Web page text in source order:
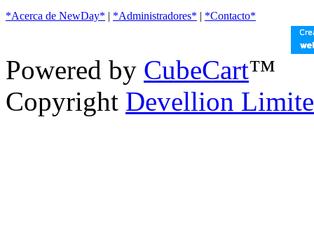
*Acerca de NewDay* | *Administradores* | *Contacto*
Powered by CubeCart™
Copyright Devellion